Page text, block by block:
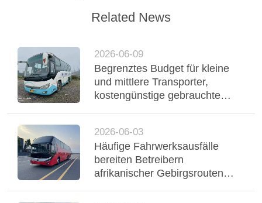
Related News
2026-06-09
Begrenztes Budget für kleine
und mittlere Transporter,
kostengünstige gebrauchte
Flottenbetrieb
2026-06-03
Häufige Fahrwerksausfälle
bereiten Betreibern
afrikanischer Gebirgsrouten